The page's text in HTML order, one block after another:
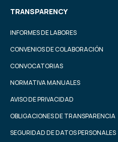
TRANSPARENCY
INFORMES DE LABORES
CONVENIOS DE COLABORACIÓN
CONVOCATORIAS
NORMATIVA MANUALES
AVISO DE PRIVACIDAD
OBLIGACIONES DE TRANSPARENCIA
SEGURIDAD DE DATOS PERSONALES